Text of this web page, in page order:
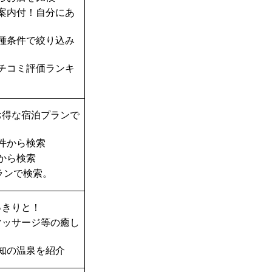
内付！自分にあ
条件で絞り込み
コミ評価ランキ
な宿泊プランで
から検索
ら検索
で検索。
りと！
サージ等の癒し
の温泉を紹介